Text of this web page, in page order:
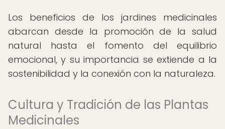
Los beneficios de los jardines medicinales
abarcan desde la promoción de la salud
natural hasta el fomento del equilibrio
emocional, y su importancia se extiende a la
sostenibilidad y la conexión con la naturaleza.
Cultura y Tradición de las Plantas
Medicinales